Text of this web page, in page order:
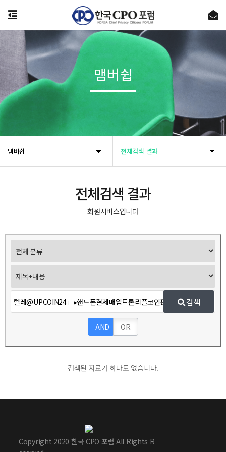
온라인 (개인)정보보호교육 플랫폼 [시큐리티 에듀팜]의 공식 오픈을 알립니다.
제143차 Privacy Round Up 안내
개인정보 유출 사고 실전 대응훈련 26기 교육생 모집
[공지] 사무국 이전 및 신규 주소 안내
맴버쉽 전체검색 결과
맴버쉽
전체검색 결과
회원서비스입니다
검색
AND OR
검색된 자료가 하나도 없습니다.
Copyright 2020 한국 CPO 포럼 All Rights R